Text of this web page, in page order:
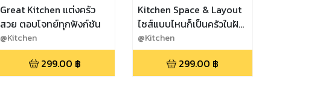
Great Kitchen แต่งครัว
สวย ตอบโจทย์ทุกฟังก์ชัน
@Kitchen
299.00 ฿
Kitchen Space & Layout
ไซส์แบบไหนก็เป็นครัวในฝัน
ได้
@Kitchen
299.00 ฿